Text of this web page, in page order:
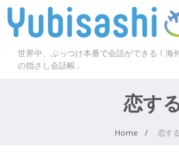
世界中、ぶっつけ本番で会話ができる！海
の指さし会話帳」
恋す
Home 恋する